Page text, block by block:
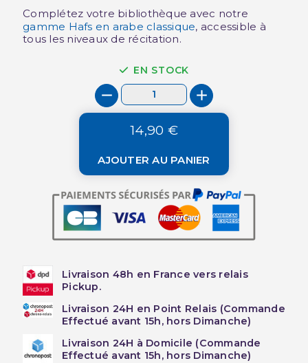
Complétez votre bibliothèque avec notre
gamme Hafs en arabe classique, accessible à
tous les niveaux de récitation.
EN STOCK
14,90 €
AJOUTER AU PANIER
Livraison 48h en France vers relais
Pickup.
Livraison 24H en Point Relais (Commande
Effectué avant 15h, hors Dimanche)
Livraison 24H à Domicile (Commande
Effectué avant 15h, hors Dimanche)